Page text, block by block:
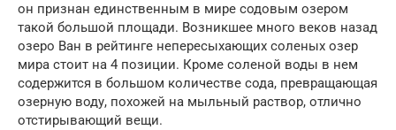
он признан единственным в мире содовым озером
такой большой площади. Возникшее много веков назад
озеро Ван в рейтинге непересыхающих соленых озер
мира стоит на 4 позиции. Кроме соленой воды в нем
содержится в большом количестве сода, превращающая
озерную воду, похожей на мыльный раствор, отлично
отстирывающий вещи.